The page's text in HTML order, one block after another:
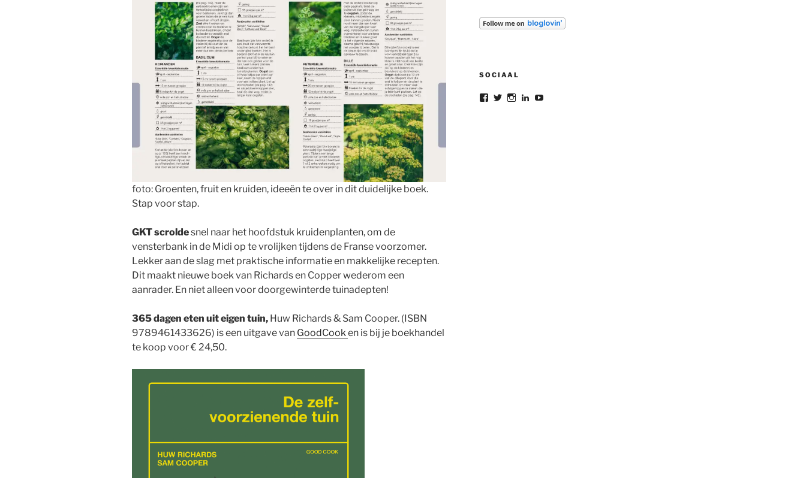
foto: Groenten, fruit en kruiden, ideeën te over in dit duidelijke boek.
Stap voor stap.
GKT scroldesnel naar het hoofdstuk kruidenplanten, om de
vensterbank in de Midi op te vrolijken tijdens de Franse voorzomer.
Lekker aan de slag met praktische informatie en makkelijke recepten.
Dit maakt nieuwe boek van Richards en Copper wederom een
aanrader. En niet alleen voor doorgewinterde tuinadepten!
365 dagen eten uit eigen tuin, Huw Richards & Sam Cooper. (ISBN
9789461433626) is een uitgave van GoodCook en is bij je boekhandel
te koop voor € 24,50.
SOCIAAL
BekijkBekijkBekijkBekijkBekijk